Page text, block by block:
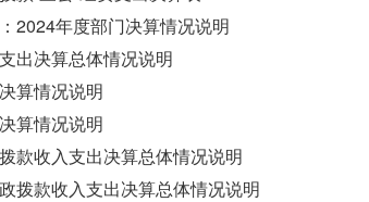
2024年度部门决算情况说明
出决算总体情况说明
算情况说明
算情况说明
款收入支出决算总体情况说明
拨款收入支出决算总体情况说明